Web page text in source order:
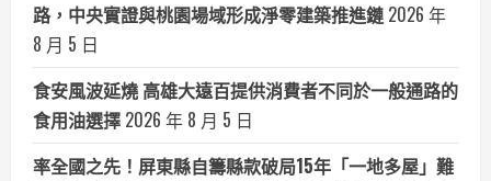
路，中央實證與桃園場域形成淨零建築推進鏈 2026 年
8 月 5 日
食安風波延燒 高雄大遠百提供消費者不同於一般通路的
食用油選擇 2026 年 8 月 5 日
率全國之先！屏東縣自籌縣款破局15年「一地多屋」難